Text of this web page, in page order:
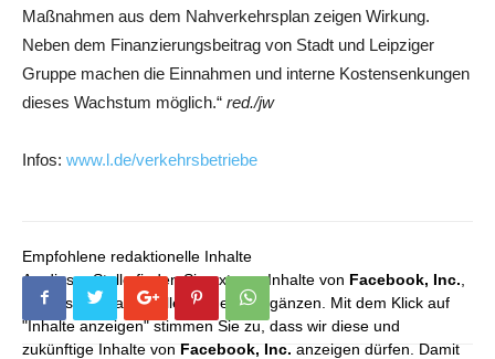
Maßnahmen aus dem Nahverkehrsplan zeigen Wirkung.
Neben dem Finanzierungsbeitrag von Stadt und Leipziger
Gruppe machen die Einnahmen und interne Kostensenkungen
dieses Wachstum möglich.“ red./jw
Infos: www.l.de/verkehrsbetriebe
Empfohlene redaktionelle Inhalte
An dieser Stelle finden Sie externe Inhalte von Facebook, Inc.
die unser redaktionelles Angebot ergänzen. Mit dem Klick auf
"Inhalte anzeigen" stimmen Sie zu, dass wir diese und
zukünftige Inhalte von Facebook, Inc. anzeigen dürfen. Damit